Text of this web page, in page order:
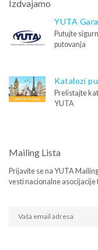
Izdvajamo
YUTA
Putujte
putovanja
Katalozi
Prelistajte
YUTA
Mailing Lista
Prijavite se na YUTA
vesti nacionalne